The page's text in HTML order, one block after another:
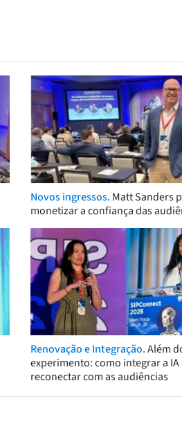
Novos ingressos. Matt Sanders
monetizar a confiança das
Renovação e Integração.Além
experimento: como integrar a IA
reconectar com as audiências